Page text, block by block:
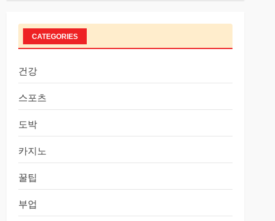
CATEGORIES
건강
스포츠
도박
카지노
꿀팁
부업